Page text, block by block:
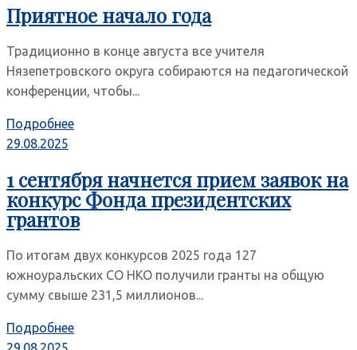
Приятное начало года
Традиционно в конце августа все учителя
Нязепетровского округа собираются на педагогической
конференции, чтобы...
Подробнее
29.08.2025
1 сентября начнется прием заявок на
конкурс Фонда президентских
грантов
По итогам двух конкурсов 2025 года 127
южноуральских СО НКО получили гранты на общую
сумму свыше 231,5 миллионов...
Подробнее